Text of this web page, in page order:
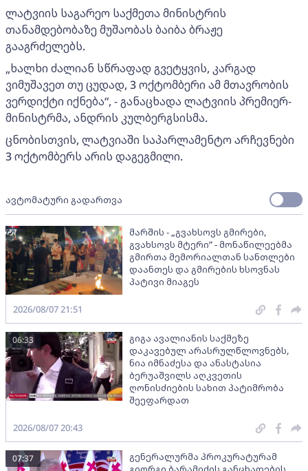
ლატვიის საგარეო საქმეთა მინისტრის
თანამდებობაზე მუშაობას ბაიბა ბრაჟე
გააგრძელებს.
„ხალხი ძალიან სწრაფად გვეტყვის, კარგად
ვიმუშავეთ თუ ცუდად, 3 ოქტომბერი ამ მთავრობის
ვერდიქტი იქნება“, - განაცხადა ლატვიის პრემიერ-
მინისტრმა, ანდრის კულბერგსისმა.
ცნობისთვის, ლატვიაში საპარლამენტო არჩევნები
3 ოქტომბერს არის დაგეგმილი.
ავტომატური გადართვა
მარშის - „გვახსოვს გმირები,
გვახსოვს მტერი” - მონაწილეებმა
გმირთა მემორიალთან სანთლები
დაანთეს და გმირების ხსოვნას
პატივი მიაგეს
2026/08/07 21:51
გიგა ავალიანის საქმეზე
დაკავებულ არასრულწლოვნებს,
ნია იმნაძესა და ანასტასია
ბერუაშვილს აღკვეთის
ღონისძიების სახით პატიმრობა
შეეფარდათ
06:33
2026/08/07 20:43
გენერალურმა პროკურატურამ
07:37